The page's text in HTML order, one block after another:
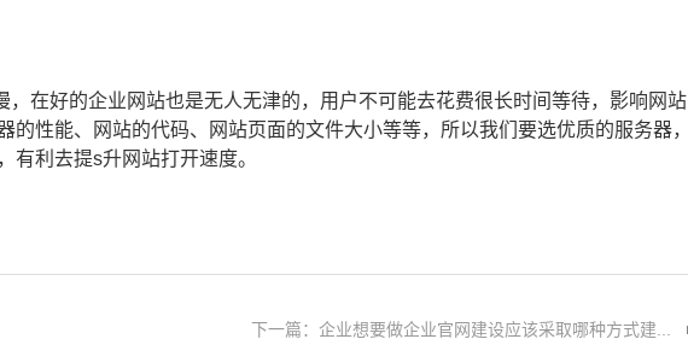
，在好的企业网站也是无人无津的，用户不可能去花费很长时间等待，影响网站
性能、网站的代码、网站页面的文件大小等等，所以我们要选优质的服务器，
有利去提s升网站打开速度。
下一篇：企业想要做企业官网建设应该采取哪种方式建...